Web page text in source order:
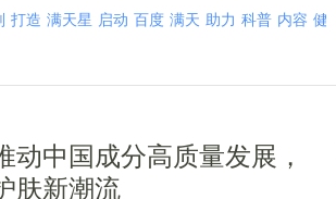
内容。这一计划不仅彰显了科技与医疗的深度融
打造 满天星 启动 百度 满天 助力 科普 内容 健康
动中国成分高质量发展，
肤新潮流